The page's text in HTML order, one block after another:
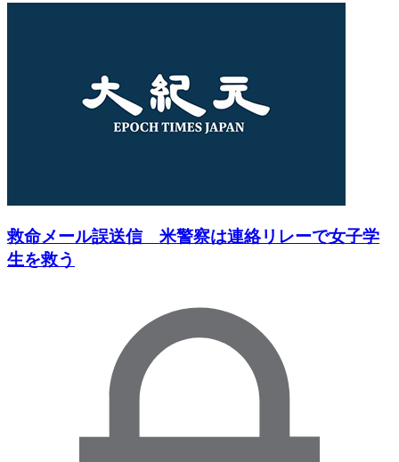
救命メール誤送信 米警察は連絡リレーで女子学
生を救う